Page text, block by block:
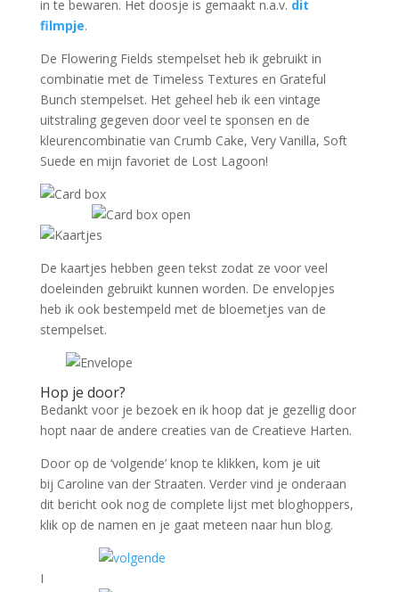
in te bewaren. Het doosje is gemaakt n.a.v. dit
filmpje.
De Flowering Fields stempelset heb ik gebruikt in
combinatie met de Timeless Textures en Grateful
Bunch stempelset. Het geheel heb ik een vintage
uitstraling gegeven door veel te sponsen en de
kleurencombinatie van Crumb Cake, Very Vanilla, Soft
Suede en mijn favoriet de Lost Lagoon!
De kaartjes hebben geen tekst zodat ze voor veel
doeleinden gebruikt kunnen worden. De envelopjes
heb ik ook bestempeld met de bloemetjes van de
stempelset.
Hop je door?
Bedankt voor je bezoek en ik hoop dat je gezellig door
hopt naar de andere creaties van de Creatieve Harten.
Door op de ‘volgende’ knop te klikken, kom je uit
bij Caroline van der Straaten. Verder vind je onderaan
dit bericht ook nog de complete lijst met bloghoppers,
klik op de namen en je gaat meteen naar hun blog.
I